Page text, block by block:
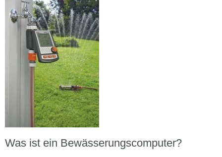
Was ist ein Bewässerungscomputer?